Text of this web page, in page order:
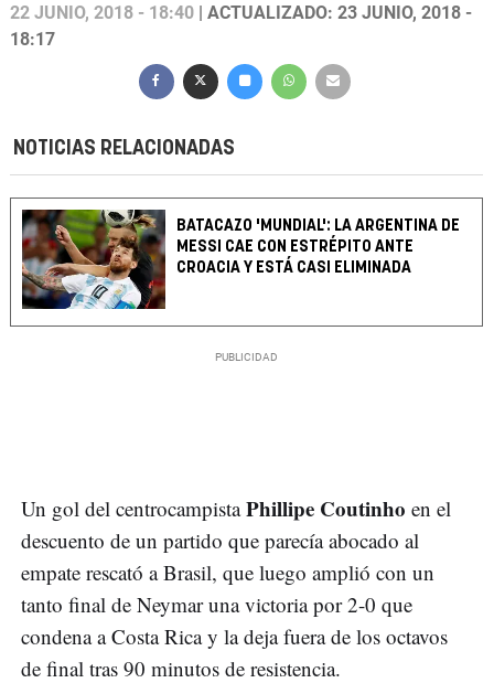
22 JUNIO, 2018 - 18:40 | ACTUALIZADO: 23 JUNIO, 2018 -
18:17
NOTICIAS RELACIONADAS
BATACAZO 'MUNDIAL': LA ARGENTINA DE
MESSI CAE CON ESTRÉPITO ANTE
CROACIA Y ESTÁ CASI ELIMINADA
Un gol del centrocampistaPhillipe Coutinho en el
descuento de un partido que parecía abocado al
empate rescató a Brasil, que luego amplió con un
tanto final de Neymar una victoria por 2-0 que
condena a Costa Rica y la deja fuera de los octavos
de final tras 90 minutos de resistencia.